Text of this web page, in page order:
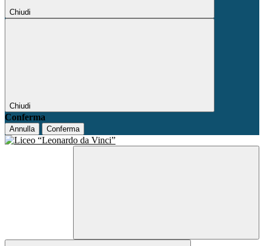
Chiudi
Chiudi
Conferma
Annulla Conferma